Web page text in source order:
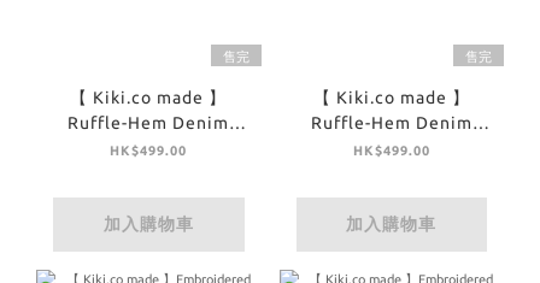
售完
【 Kiki.co made 】
Ruffle-Hem Denim
Panel Skirt - Off White
HK$499.00
加入購物車
售完
【 Kiki.co made 】
Ruffle-Hem Denim
Panel Skirt - Denim
HK$499.00
加入購物車